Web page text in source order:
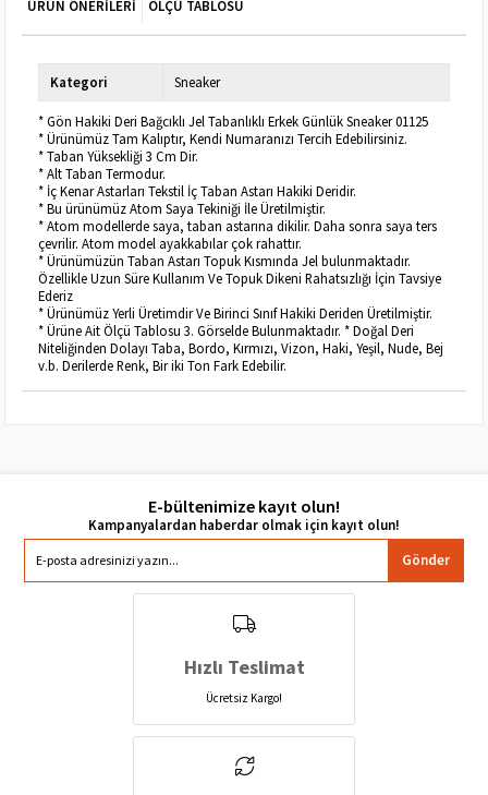
ÜRÜN ÖNERILERI
ÖLÇÜ TABLOSU
Kategori Sneaker
* Gön Hakiki Deri Bağcıklı Jel Tabanlıklı Erkek Günlük Sneaker 01125
* Ürünümüz Tam Kalıptır, Kendi Numaranızı Tercih Edebilirsiniz.
* Taban Yüksekliği 3 Cm Dir.
* Alt Taban Termodur.
* İç Kenar Astarları Tekstil İç Taban Astarı Hakiki Deridir.
* Bu ürünümüz Atom Saya Tekiniği İle Üretilmiştir.
* Atom modellerde saya, taban astarına dikilir. Daha sonra saya ters
çevrilir. Atom model ayakkabılar çok rahattır.
* Ürünümüzün Taban Astarı Topuk Kısmında Jel bulunmaktadır.
Özellikle Uzun Süre Kullanım Ve Topuk Dikeni Rahatsızlığı İçin Tavsiye
Ederiz
* Ürünümüz Yerli Üretimdir Ve Birinci Sınıf Hakiki Deriden Üretilmiştir.
* Ürüne Ait Ölçü Tablosu 3. Görselde Bulunmaktadır. * Doğal Deri
Niteliğinden Dolayı Taba, Bordo, Kırmızı, Vizon, Haki, Yeşil, Nude, Bej
v.b. Derilerde Renk, Bir iki Ton Fark Edebilir.
E-bültenimize kayıt olun!
Gönder
Hızlı Teslimat
Ücretsiz Kargo!